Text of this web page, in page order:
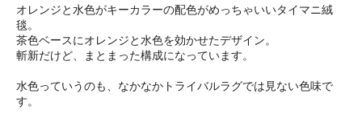
オレンジと水色がキーカラーの配色がめっちゃいいタイマニ絨
毯。
茶色ベースにオレンジと水色を効かせたデザイン。
斬新だけど、まとまった構成になっています。
水色っていうのも、なかなかトライバルラグでは見ない色味で
す。